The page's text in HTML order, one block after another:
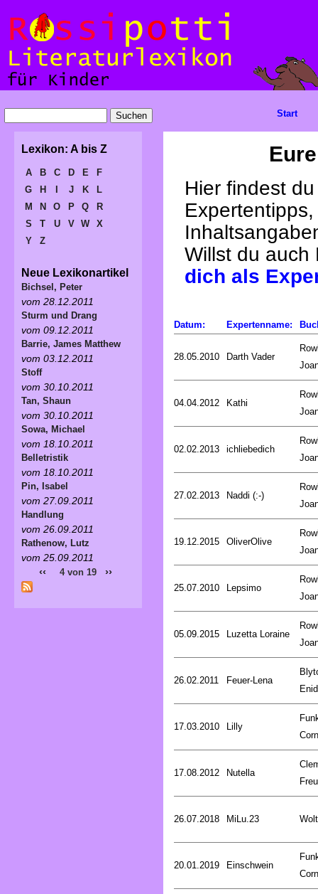
Hier findest
Willst du
dich als
Datum: Expertenname:
28.05.2010 Darth Vader
04.04.2012 Kathi
02.02.2013 ichliebedich
27.02.2013 Naddi (:-)
19.12.2015 OliverOlive
25.07.2010 Lepsimo
05.09.2015 Luzetta Loraine
26.02.2011 Feuer-Lena
Enid
17.03.2010 Lilly
17.08.2012 Nutella
26.07.2018 MiLu.23
20.01.2019 Einschwein
Start
Lexikon: A bis Z
A B C D E
F
G
H J K
L
M
N O P Q
R
S
T U V W
X
Y
Z
Neue Lexikonartikel
Bichsel, Peter
vom 28.12.2011
Sturm und Drang
vom 09.12.2011
Barrie, James Matthew
vom 03.12.2011
Stoff
vom 30.10.2011
Tan, Shaun
vom 30.10.2011
Sowa, Michael
vom 18.10.2011
Belletristik
vom 18.10.2011
Pin, Isabel
vom 27.09.2011
Handlung
vom 26.09.2011
Rathenow, Lutz
vom 25.09.2011
‹‹ 4 von 19 ››